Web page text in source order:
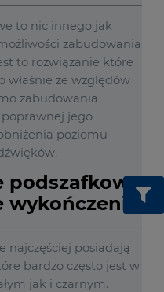
to nic innego jak
zabudowania
to rozwiązanie które
właśnie ze względów
zabudowania
poprawnej jego
poziomu
podszafkowe
najczęściej posiadają
bardzo często jest w
jak i czarnym.